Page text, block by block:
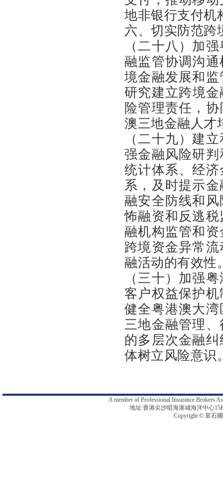
地非银行支付机
六、切实防范跨
（二十八）加
融监管协调沟
境金融发展和
研究建立跨境
险管理责任，
澳三地金融人才
（二十九）建
强金融风险研
统计体系、经
系，及时提示
融安全防线和
怖融资和反逃
融机构监管和
跨境资金异常
融活动的有效性
（三十）加强
客户权益保护
健全粤港澳大
三地金融管理
的多层次金融
体树立风险意识
A member of Professional Insurance Brokers
地址:香港尖沙咀海港城海洋中心15
Copyright © 富石